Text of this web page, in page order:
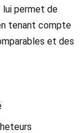
lui permet de
tenant compte
et des